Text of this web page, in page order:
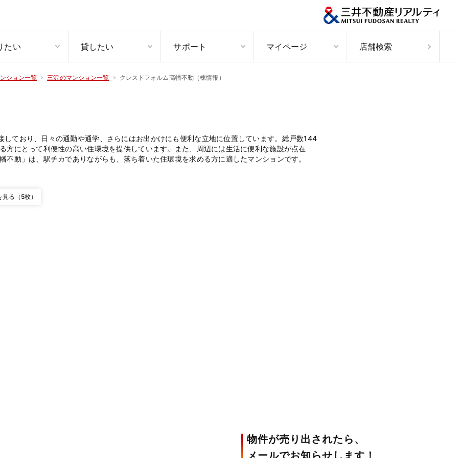
たい 貸したい サポート マイページ 店舗検索
ション一覧 三沢のマンション一覧 クレストフォルム高幡不動（棟情報）
ており、日々の通勤や通学、さらにはお出かけにも便利な立地に位置しています。総戸数144
にとって利便性の高い住環境を提供しています。また、周辺には生活に便利な施設が点在
動」は、駅チカでありながらも、落ち着いた住環境を求める方に適したマンションです。
る（5枚）
物件が売り出されたら、
メールでお知らせします！